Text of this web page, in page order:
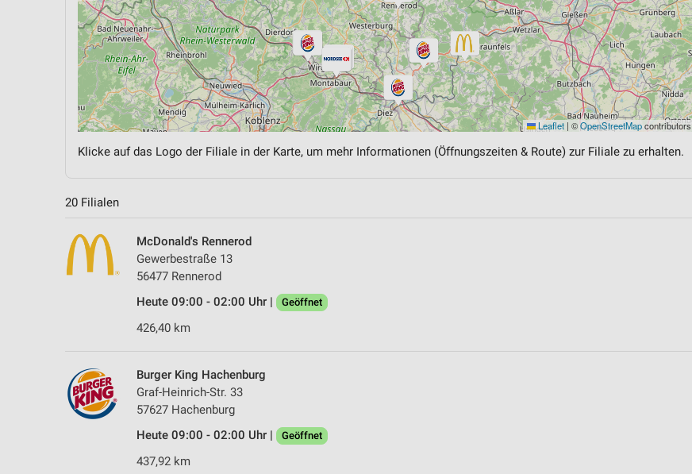
Leaflet | ©OpenStreetMapcontributors
Klicke auf das Logo der Filiale in der Karte, um mehr Informationen (Öffnungszeiten & Route) zur Filiale zu erhalten.
20 Filialen
McDonald's Rennerod
Gewerbestraße 13
56477 Rennerod
Heute 09:00 - 02:00 Uhr |
Geöffnet
426,40 km
Burger King Hachenburg
Graf-Heinrich-Str. 33
57627 Hachenburg
Heute 09:00 - 02:00 Uhr |
Geöffnet
437,92 km